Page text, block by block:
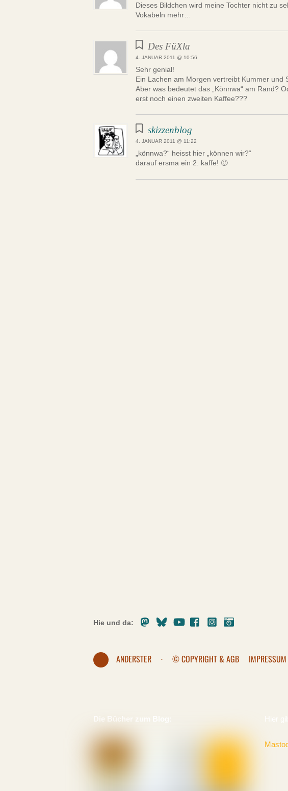
Dieses Bildchen wird meine Tochter nicht zu
Vokabeln mehr…
Des FüXla
4. JANUAR 2011 @ 10:56
Sehr genial!
Ein Lachen am Morgen vertreibt Kummer und
Aber was bedeutet das „Könnwa“ am Rand?
erst noch einen zweiten Kaffee???
skizzenblog
4. JANUAR 2011 @ 11:22
„könnwa?“ heisst hier „können wir?“
darauf ersma ein 2. kaffe! 🙂
Hie und da:
MastodonBlueskyYoutubeFacebookInstagram
ANDERSTER · © COPYRIGHT & AGB IMPRESSUM
Die Bücher zum Blog: